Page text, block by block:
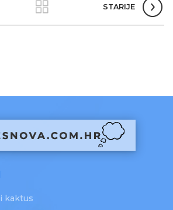
STARIJE
kaktus